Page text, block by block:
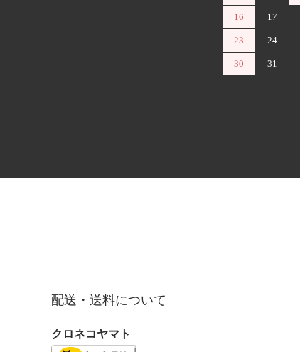
16 17
23 24
30 31
配送・送料について
クロネコヤマト